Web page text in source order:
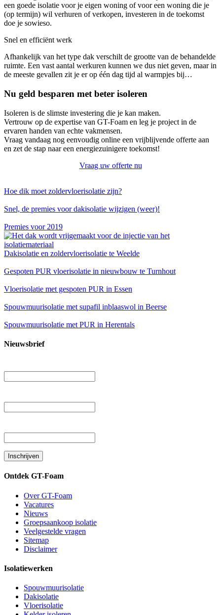
een goede isolatie voor je eigen woning of voor een woning die je
(op termijn) wil verhuren of verkopen, investeren in de toekomst
doe je sowieso.
Snel en efficiënt werk
Afhankelijk van het type dak verschilt de grootte van de behandelde
ruimte. Een vast aantal werkuren kunnen we dus niet geven, maar in
de meeste gevallen zit je er op één dag tijd al warmpjes bij…
Nu geld besparen met beter isoleren
Isoleren is de slimste investering die je kan maken.
Vertrouw op de expertise van GT-Foam en leg je project in de
ervaren handen van echte vakmensen.
Vraag vandaag nog eenvoudig online een vrijblijvende offerte aan
en zet de stap naar een energiezuinigere toekomst!
Vraag uw offerte nu
Hoe dik moet zoldervloerisolatie zijn?
Snel, de premies voor dakisolatie wijzigen (weer)!
Premies voor 2019
Dakisolatie en zoldervloerisolatie te Weelde
Gespoten PUR vloerisolatie in nieuwbouw te Turnhout
Vloerisolatie met gespoten PUR in Essen
Spouwmuurisolatie met supafil inblaaswol in Beerse
Spouwmuurisolatie met PUR in Herentals
Nieuwsbrief
Ontdek GT-Foam
Over GT-Foam
Vacatures
Nieuws
Groepsaankoop isolatie
Veelgestelde vragen
Sitemap
Disclaimer
Isolatiewerken
Spouwmuurisolatie
Dakisolatie
Vloerisolatie